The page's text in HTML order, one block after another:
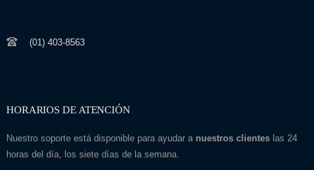
(01) 403-8563
HORARIOS DE ATENCIÓN
Nuestro soporte está disponible para ayudar a nuestros clienteslas 24
horas del día, los siete días de la semana.